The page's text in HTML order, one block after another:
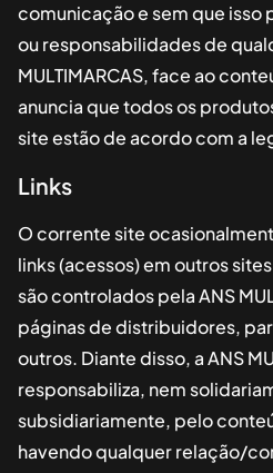
comunicação e sem que isso
ou responsabilidades de
MULTIMARCAS, face ao
anuncia que todos os
site estão de acordo com a
Links
O corrente site
links (acessos) em outros
são controlados pelaANS
páginas de distribuidores,
outros. Diante disso, aANS
responsabiliza, nem
subsidiariamente, pelo
havendo qualquer relação/